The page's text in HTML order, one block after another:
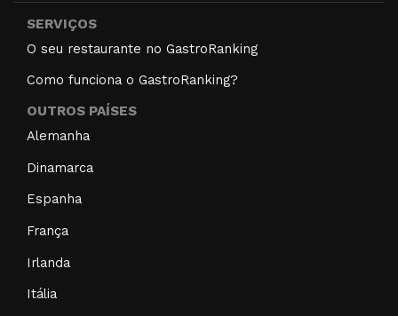
SERVIÇOS
O seu restaurante no GastroRanking
Como funciona o GastroRanking?
OUTROS PAÍSES
Alemanha
Dinamarca
Espanha
França
Irlanda
Itália